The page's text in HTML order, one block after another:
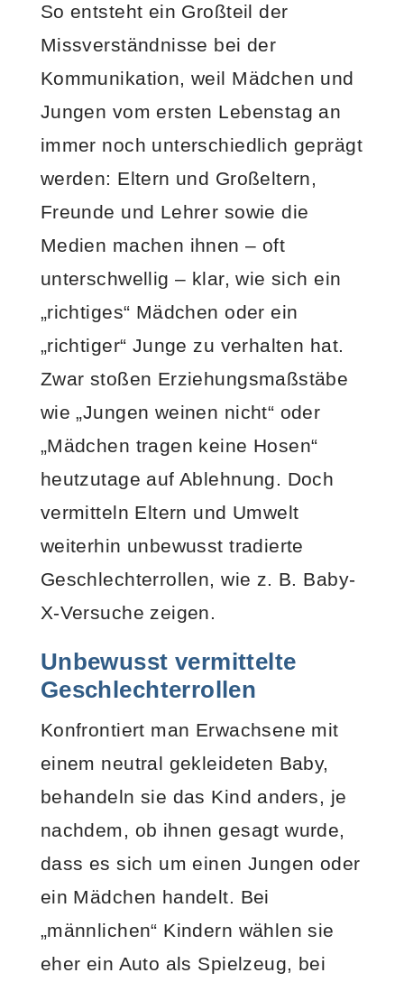
So entsteht ein Großteil der
Missverständnisse bei der
Kommunikation, weil Mädchen und
Jungen vom ersten Lebenstag an
immer noch unterschiedlich geprägt
werden: Eltern und Großeltern,
Freunde und Lehrer sowie die
Medien machen ihnen – oft
unterschwellig – klar, wie sich ein
„richtiges“ Mädchen oder ein
„richtiger“ Junge zu verhalten hat.
Zwar stoßen Erziehungsmaßstäbe
wie „Jungen weinen nicht“ oder
„Mädchen tragen keine Hosen“
heutzutage auf Ablehnung. Doch
vermitteln Eltern und Umwelt
weiterhin unbewusst tradierte
Geschlechterrollen, wie z. B. Baby-
X-Versuche zeigen.
Unbewusst vermittelte
Geschlechterrollen
Konfrontiert man Erwachsene mit
einem neutral gekleideten Baby,
behandeln sie das Kind anders, je
nachdem, ob ihnen gesagt wurde,
dass es sich um einen Jungen oder
ein Mädchen handelt. Bei
„männlichen“ Kindern wählen sie
eher ein Auto als Spielzeug, bei